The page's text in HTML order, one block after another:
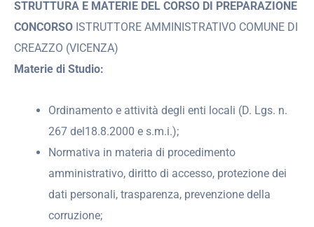
STRUTTURA E MATERIE DEL CORSO DI PREPARAZIONE
CONCORSO ISTRUTTORE AMMINISTRATIVO COMUNE DI
CREAZZO (VICENZA)
Materie di Studio:
Ordinamento e attività degli enti locali (D. Lgs. n.
267 del18.8.2000 e s.m.i.);
Normativa in materia di procedimento
amministrativo, diritto di accesso, protezione dei
dati personali, trasparenza, prevenzione della
corruzione;